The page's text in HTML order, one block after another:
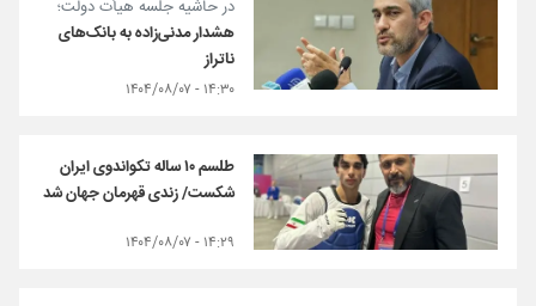
در حاشیه جلسه هیأت دولت؛
هشدار مدنی‌زاده به بانک‌های
ناتراز
۱۴:۳۰ - ۱۴۰۴/۰۸/۰۷
طلسم ۱۰ ساله تکواندوی ایران
شکست/ زندی قهرمان جهان شد
۱۴:۲۹ - ۱۴۰۴/۰۸/۰۷